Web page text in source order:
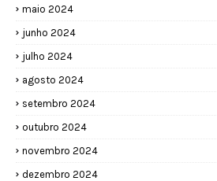
maio 2024
junho 2024
julho 2024
agosto 2024
setembro 2024
outubro 2024
novembro 2024
dezembro 2024